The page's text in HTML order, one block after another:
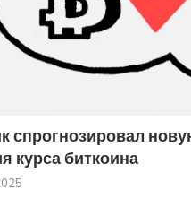
спрогнозировал
курса биткоина